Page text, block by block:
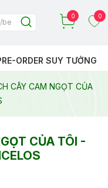
0 0
ORDER SUY TƯỞNG
CÂY CAM NGỌT CỦA
CỦA TÔI -